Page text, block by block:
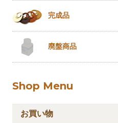
完成品
廃盤商品
Shop Menu
お買い物